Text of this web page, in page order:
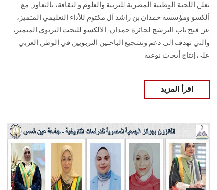
تعلن اللجنة الوطنية المصرية للتربية والعلوم والثقافة، بالتعاون مع
ألكسو ومؤسسة حمدان بن راشد آل مكتوم للأداء التعليمي المتميز،
عن فتح باب الترشح لجائزة حمدان- الألكسو للبحث التربوي المتميز،
والتي تهدف إلى دعم وتشجيع الباحثين التربويين في الوطن العربي
على إنتاج أبحاث نوعية
اقرأ المزيد